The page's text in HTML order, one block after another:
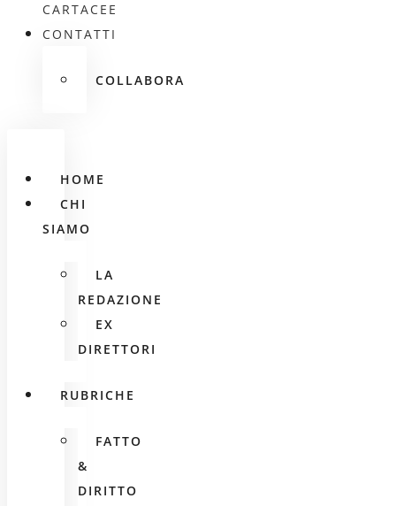
CARTACEE
CONTATTI
COLLABORA
HOME
CHI
SIAMO
LA
REDAZIONE
EX
DIRETTORI
RUBRICHE
FATTO
&
DIRITTO